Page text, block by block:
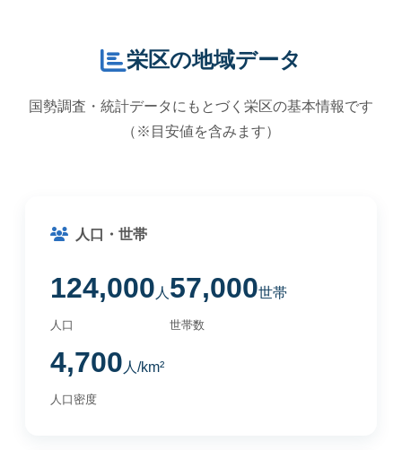
栄区の地域データ
国勢調査・統計データにもとづく栄区の基本情報です
（※目安値を含みます）
人口・世帯
124,000 人
人口
57,000世帯
世帯数
4,700 人/km²
人口密度